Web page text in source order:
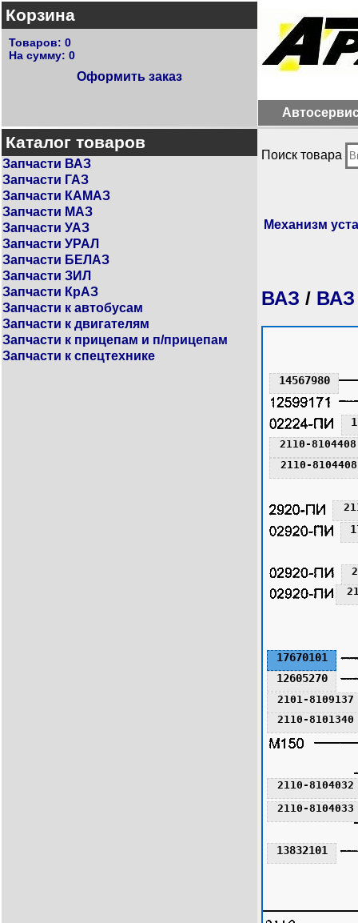
Корзина
Товаров: 0
На сумму: 0
Оформить заказ
Каталог товаров
Запчасти ВАЗ
Запчасти ГАЗ
Запчасти КАМАЗ
Запчасти МАЗ
Запчасти УАЗ
Запчасти УРАЛ
Запчасти БЕЛАЗ
Запчасти ЗИЛ
Запчасти КрАЗ
Запчасти к автобусам
Запчасти к двигателям
Запчасти к прицепам и п/прицепам
Запчасти к спецтехнике
Поиск товара
Механизм
ВАЗ / ВАЗ
12605270
13832101
14567980
17670101
2101-8109137
2110-8101340
2110-8104032
2110-8104033
2110-8104408
2110-